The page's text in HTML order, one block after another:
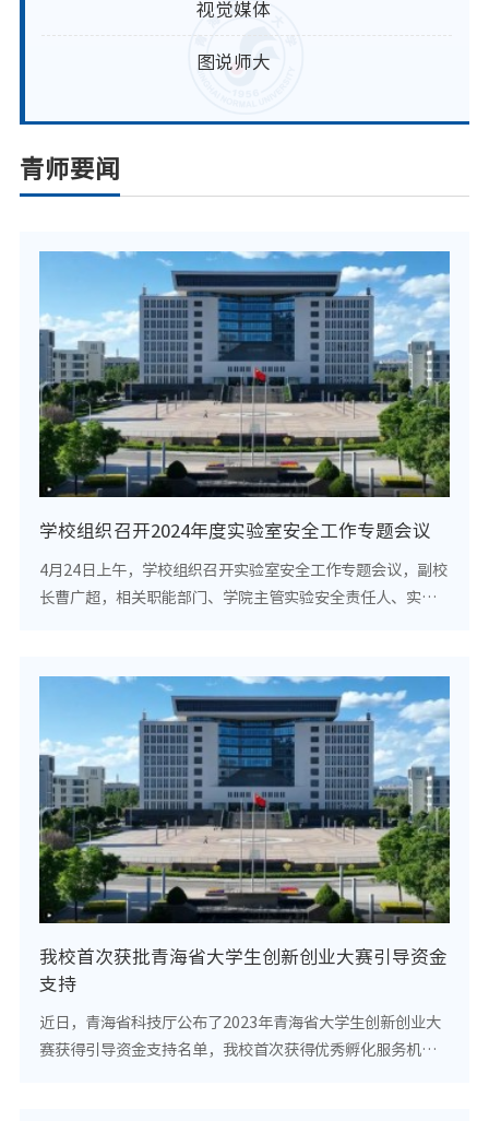
视觉媒体
图说师大
青师要闻
学校组织召开2024年度实验室安全工作专题会议
4月24日上午，学校组织召开实验室安全工作专题会议，副校
长曹广超，相关职能部门、学院主管实验安全责任人、实验
我校首次获批青海省大学生创新创业大赛引导资金
支持
近日，青海省科技厅公布了2023年青海省大学生创新创业大
赛获得引导资金支持名单，我校首次获得优秀孵化服务机构